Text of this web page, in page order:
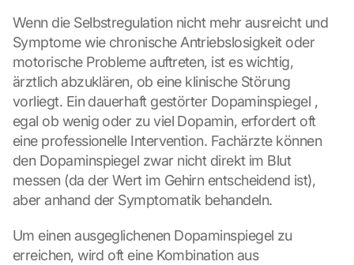
Wenn die Selbstregulation nicht mehr ausreicht und
Symptome wie chronische Antriebslosigkeit oder
motorische Probleme auftreten, ist es wichtig,
ärztlich abzuklären, ob eine klinische Störung
vorliegt. Ein dauerhaft gestörter Dopaminspiegel ,
egal ob wenig oder zu viel Dopamin, erfordert oft
eine professionelle Intervention. Fachärzte können
den Dopaminspiegel zwar nicht direkt im Blut
messen (da der Wert im Gehirn entscheidend ist),
aber anhand der Symptomatik behandeln.
Um einen ausgeglichenen Dopaminspiegel zu
erreichen, wird oft eine Kombination aus
G
o
o
g
l
e
M
a
p
-
K
r
t